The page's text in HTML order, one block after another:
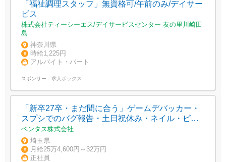
「福祉調理スタッフ」無資格可/午前のみ/デイサー
ビス
株式会社ティーシーエス/デイサービスセンター 友の里川崎田
島
神奈川県
時給1,225円
アルバイト・パート
スポンサー： 求人ボックス
「新卒27卒・まだ間に合う」ゲームデバッカー・
スプシでのバグ報告・土日祝休み・ネイル・ピア
ス自由
ベンタス株式会社
埼玉県
月給25万4,600円～32万円
正社員